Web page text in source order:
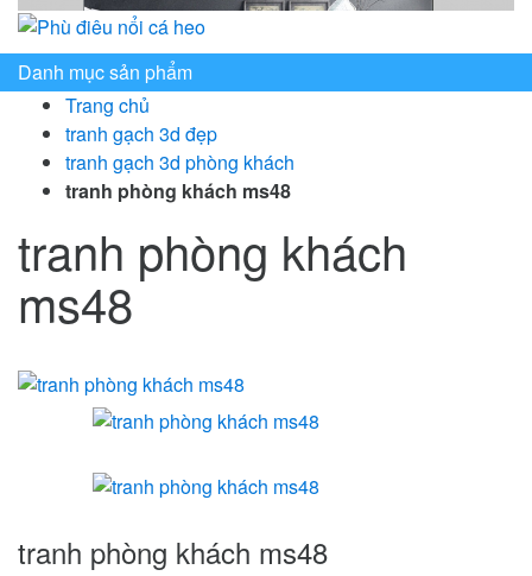
Danh mục sản phẩm
Trang chủ
tranh gạch 3d đẹp
tranh gạch 3d phòng khách
tranh phòng khách ms48
tranh phòng khách
ms48
tranh phòng khách ms48